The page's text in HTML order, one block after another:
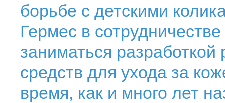
борьбе с детскими
Гермес в
заниматься
средств для ухода за
время, как и много лет